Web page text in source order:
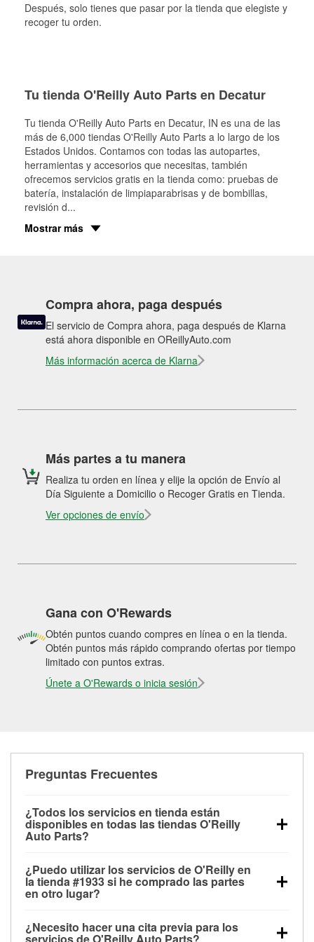
Después, solo tienes que pasar por la tienda que elegiste y
recoger tu orden.
Tu tienda O'Reilly Auto Parts en Decatur
Tu tienda O'Reilly Auto Parts en Decatur, IN es una de las
más de 6,000 tiendas O'Reilly Auto Parts a lo largo de los
Estados Unidos. Contamos con todas las autopartes,
herramientas y accesorios que necesitas, también
ofrecemos servicios gratis en la tienda como: pruebas de
batería, instalación de limpiaparabrisas y de bombillas,
revisión d...
Mostrar más
Compra ahora, paga después
El servicio de Compra ahora, paga después de Klarna
está ahora disponible en OReillyAuto.com
Más información acerca de Klarna
Más partes a tu manera
Realiza tu orden en línea y elije la opción de Envío al
Día Siguiente a Domicilio o Recoger Gratis en Tienda.
Ver opciones de envío
Gana con O'Rewards
Obtén puntos cuando compres en línea o en la tienda.
Obtén puntos más rápido comprando ofertas por tiempo
limitado con puntos extras.
Únete a O'Rewards o inicia sesión
Preguntas Frecuentes
¿Todos los servicios en tienda están
disponibles en todas las tiendas O'Reilly
Auto Parts?
las pruebas de batería, pruebas de alternador y
motor de arranque, revisión de la luz “Check Engine”
con O'Reilly VeriScan® e instalación de
limpiaparabrisas o bombillas, están disponibles en
todas las tiendas O'Reilly Auto Parts. La tienda
¿Puedo utilizar los servicios de O'Reilly en
la tienda #1933 si he comprado las partes
en otro lugar?
de O'Reilly Auto Parts que estén disponibles en la
¿Necesito hacer una cita previa para los